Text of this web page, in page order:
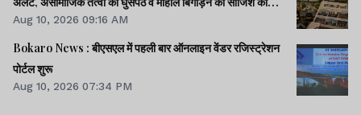
आशंका
Aug 10, 2026 09:16 AM
Bokaro News : बीएसएल में पहली बार ऑनलाइन वेंडर रजिस्ट्रेशन
पोर्टल शुरू
Aug 10, 2026 07:34 PM